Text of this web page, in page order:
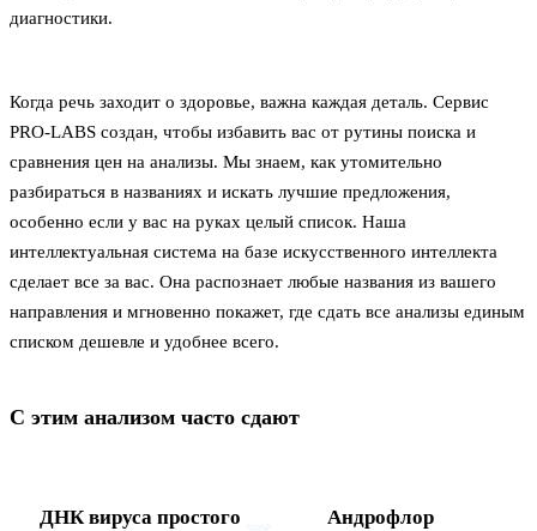
диагностики.
Когда речь заходит о здоровье, важна каждая деталь. Сервис
PRO-LABS создан, чтобы избавить вас от рутины поиска и
сравнения цен на анализы. Мы знаем, как утомительно
разбираться в названиях и искать лучшие предложения,
особенно если у вас на руках целый список. Наша
интеллектуальная система на базе искусственного интеллекта
сделает все за вас. Она распознает любые названия из вашего
направления и мгновенно покажет, где сдать все анализы единым
списком дешевле и удобнее всего.
С этим анализом часто сдают
ДНК вируса простого
Андрофлор